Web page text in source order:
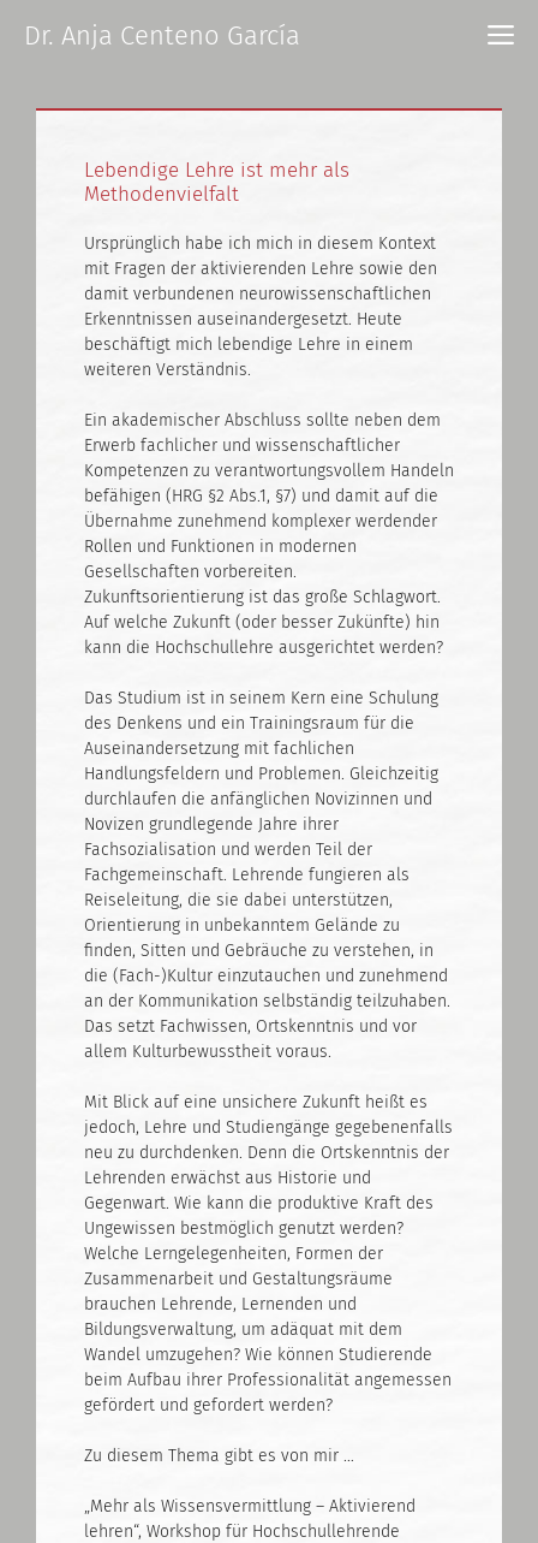
InhaltDr. Anja Centeno García
Lebendige Lehre ist mehr als
Methodenvielfalt
Ursprünglich habe ich mich in diesem Kontext
mit Fragen der aktivierenden Lehre sowie den
damit verbundenen neurowissenschaftlichen
Erkenntnissen auseinandergesetzt. Heute
beschäftigt mich lebendige Lehre in einem
weiteren Verständnis.
Ein akademischer Abschluss sollte neben dem
Erwerb fachlicher und wissenschaftlicher
Kompetenzen zu verantwortungsvollem Handeln
befähigen (HRG §2 Abs.1, §7) und damit auf die
Übernahme zunehmend komplexer werdender
Rollen und Funktionen in modernen
Gesellschaften vorbereiten.
Zukunftsorientierung ist das große Schlagwort.
Auf welche Zukunft (oder besser Zukünfte) hin
kann die Hochschullehre ausgerichtet werden?
Das Studium ist in seinem Kern eine Schulung
des Denkens und ein Trainingsraum für die
Auseinandersetzung mit fachlichen
Handlungsfeldern und Problemen. Gleichzeitig
durchlaufen die anfänglichen Novizinnen und
Novizen grundlegende Jahre ihrer
Fachsozialisation und werden Teil der
Fachgemeinschaft. Lehrende fungieren als
Reiseleitung, die sie dabei unterstützen,
Orientierung in unbekanntem Gelände zu
finden, Sitten und Gebräuche zu verstehen, in
die (Fach-)Kultur einzutauchen und zunehmend
an der Kommunikation selbständig teilzuhaben.
Das setzt Fachwissen, Ortskenntnis und vor
allem Kulturbewusstheit voraus.
Mit Blick auf eine unsichere Zukunft heißt es
jedoch, Lehre und Studiengänge gegebenenfalls
neu zu durchdenken. Denn die Ortskenntnis der
Lehrenden erwächst aus Historie und
Gegenwart. Wie kann die produktive Kraft des
Ungewissen bestmöglich genutzt werden?
Welche Lerngelegenheiten, Formen der
Zusammenarbeit und Gestaltungsräume
brauchen Lehrende, Lernenden und
Bildungsverwaltung, um adäquat mit dem
Wandel umzugehen? Wie können Studierende
beim Aufbau ihrer Professionalität angemessen
gefördert und gefordert werden?
Zu diesem Thema gibt es von mir …
„Mehr als Wissensvermittlung – Aktivierend
lehren“, Workshop für Hochschullehrende